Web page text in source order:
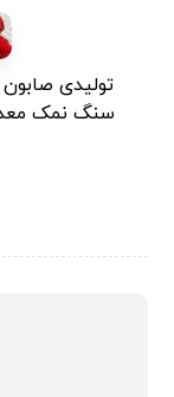
تولیدی
سنگ نمک